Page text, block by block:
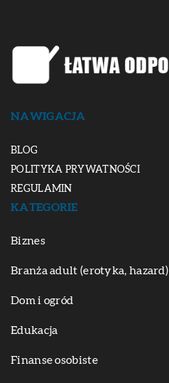
NAWIGACJA
BLOG
POLITYKA PRYWATNOŚCI
REGULAMIN
KATEGORIE
Biznes
Branża adult (erotyka, hazard)
Dom i ogród
Edukacja
Finanse osobiste